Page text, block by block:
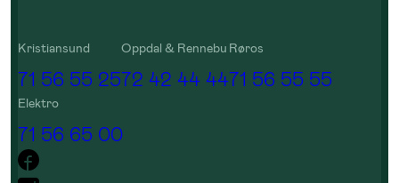
Kristiansund
71 56 55 25
Oppdal & Rennebu
72 42 44 44
Røros
71 56 55 55
Elektro
71 56 65 00